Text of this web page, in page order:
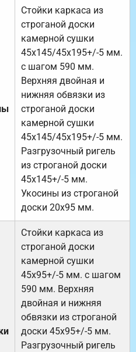
Стойки каркаса из
строганой доски
камерной сушки
45х145/45х195+/-5 мм.
с шагом 590 мм.
Верхняя двойная и
нижняя обвязки из
строганой доски
камерной сушки
45х145/45х195+/-5 мм.
Разгрузочный ригель
из строганой доски
45х145+/-5 мм.
Укосины из строганой
доски 20х95 мм.
Стойки каркаса из
строганой доски
камерной сушки
45х95+/-5 мм. с шагом
590 мм. Верхняя
двойная и нижняя
обвязки из строганой
доски 45х95+/-5 мм.
Разгрузочный ригель